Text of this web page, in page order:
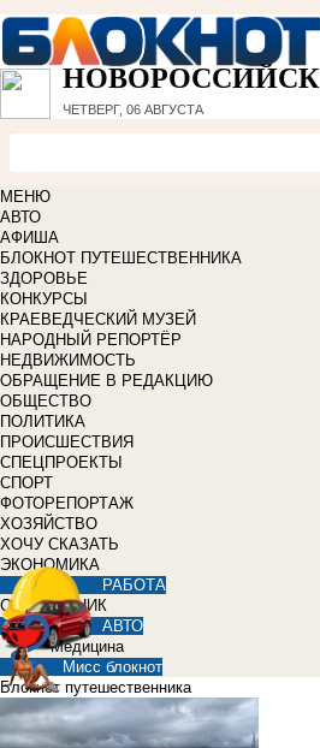
НОВОРОССИЙСК
ЧЕТВЕРГ, 06 АВГУСТА
МЕНЮ
АВТО
АФИША
БЛОКНОТ ПУТЕШЕСТВЕННИКА
ЗДОРОВЬЕ
КОНКУРСЫ
КРАЕВЕДЧЕСКИЙ МУЗЕЙ
НАРОДНЫЙ РЕПОРТЁР
НЕДВИЖИМОСТЬ
ОБРАЩЕНИЕ В РЕДАКЦИЮ
ОБЩЕСТВО
ПОЛИТИКА
ПРОИСШЕСТВИЯ
СПЕЦПРОЕКТЫ
СПОРТ
ФОТОРЕПОРТАЖ
ХОЗЯЙСТВО
ХОЧУ СКАЗАТЬ
ЭКОНОМИКА
РАБОТА
СПРАВОЧНИК
АВТО
Медицина
Мисс блокнот
Блокнот путешественника